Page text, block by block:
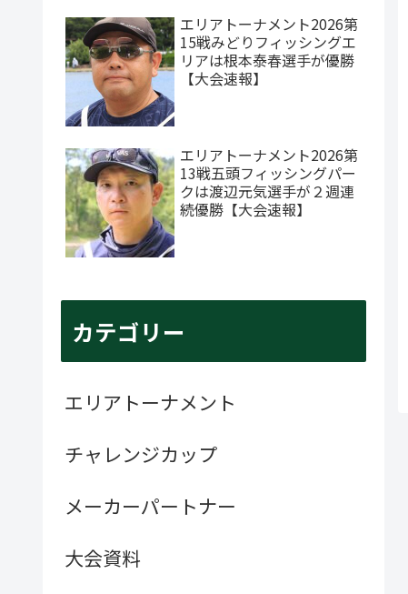
エリアトーナメント2026第
15戦みどりフィッシングエ
リアは根本泰春選手が優勝
【大会速報】
エリアトーナメント2026第
13戦五頭フィッシングパー
クは渡辺元気選手が２週連
続優勝【大会速報】
カテゴリー
エリアトーナメント
チャレンジカップ
メーカーパートナー
大会資料